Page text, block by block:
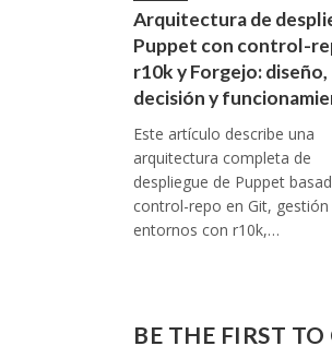
Arquitectura de
Puppet con control-
r10k y Forgejo: diseño,
decisión y
Este artículo describe una
arquitectura completa de
despliegue de Puppet
control-repo en Git, gestión
entornos con r10k,…
BE THE FIRST